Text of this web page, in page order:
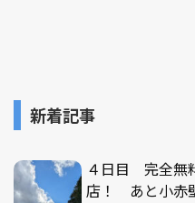
新着記事
４日目 完全無
店！ あと小赤